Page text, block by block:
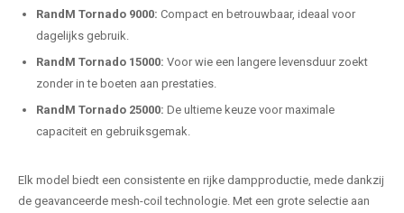
RandM Tornado 9000: Compact en betrouwbaar, ideaal voor
dagelijks gebruik.
RandM Tornado 15000: Voor wie een langere levensduur zoekt
zonder in te boeten aan prestaties.
RandM Tornado 25000: De ultieme keuze voor maximale
capaciteit en gebruiksgemak.
Elk model biedt een consistente en rijke dampproductie, mede dankzij
de geavanceerde mesh-coil technologie. Met een grote selectie aan